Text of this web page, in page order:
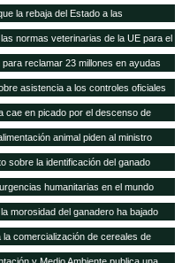
la rebaja del Estado a las
los agricultores canarios de España y
normas veterinarias de la UE para el
reclamar 23 millones en ayudas
asistencia a los controles oficiales
cae en picado por el descenso de
animal piden al ministro
del 10 al 21%
sobre la identificación del ganado
humanitarias en el mundo
morosidad del ganadero ha bajado
comercialización de cereales de